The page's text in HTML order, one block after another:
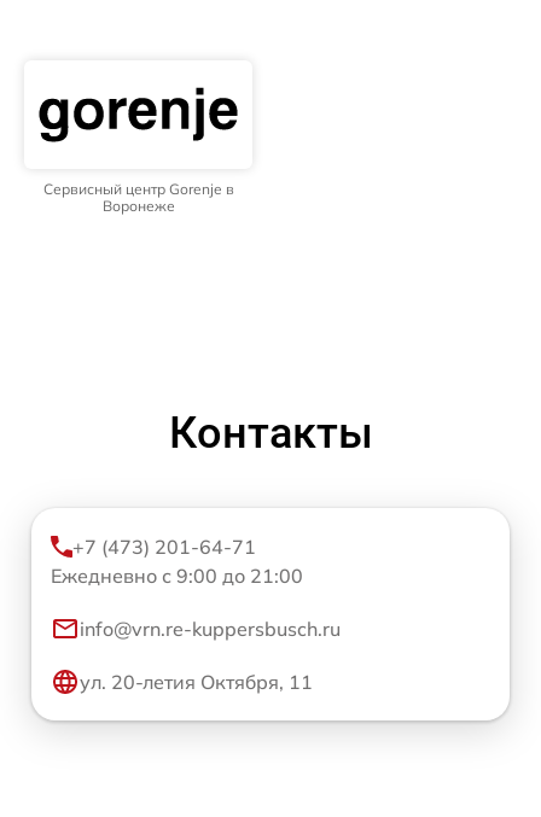
Сервисный центр Gorenje в
Воронеже
Контакты
+7 (473) 201-64-71
Ежедневно с 9:00 до 21:00
info@vrn.re-kuppersbusch.ru
ул. 20-летия Октября, 11